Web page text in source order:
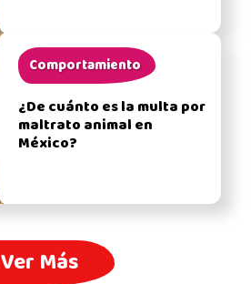
Comportamiento
¿De cuánto es la multa por
maltrato animal en
México?
Ver Más